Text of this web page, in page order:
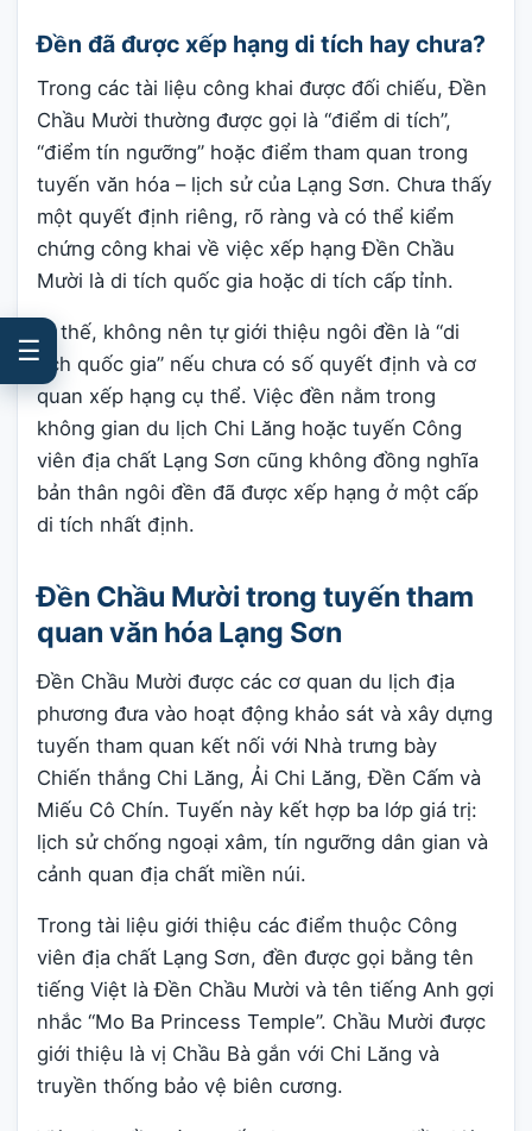
Đền đã được xếp hạng di tích hay chưa?
Trong các tài liệu công khai được đối chiếu, Đền
Chầu Mười thường được gọi là “điểm di tích”,
“điểm tín ngưỡng” hoặc điểm tham quan trong
tuyến văn hóa – lịch sử của Lạng Sơn. Chưa thấy
một quyết định riêng, rõ ràng và có thể kiểm
chứng công khai về việc xếp hạng Đền Chầu
Mười là di tích quốc gia hoặc di tích cấp tỉnh.
Vì thế, không nên tự giới thiệu ngôi đền là “di
tích quốc gia” nếu chưa có số quyết định và cơ
quan xếp hạng cụ thể. Việc đền nằm trong
không gian du lịch Chi Lăng hoặc tuyến Công
viên địa chất Lạng Sơn cũng không đồng nghĩa
bản thân ngôi đền đã được xếp hạng ở một cấp
di tích nhất định.
Đền Chầu Mười trong tuyến tham
quan văn hóa Lạng Sơn
Đền Chầu Mười được các cơ quan du lịch địa
phương đưa vào hoạt động khảo sát và xây dựng
tuyến tham quan kết nối với Nhà trưng bày
Chiến thắng Chi Lăng, Ải Chi Lăng, Đền Cấm và
Miếu Cô Chín. Tuyến này kết hợp ba lớp giá trị:
lịch sử chống ngoại xâm, tín ngưỡng dân gian và
cảnh quan địa chất miền núi.
Trong tài liệu giới thiệu các điểm thuộc Công
viên địa chất Lạng Sơn, đền được gọi bằng tên
tiếng Việt là Đền Chầu Mười và tên tiếng Anh gợi
nhắc “Mo Ba Princess Temple”. Chầu Mười được
giới thiệu là vị Chầu Bà gắn với Chi Lăng và
truyền thống bảo vệ biên cương.
☰